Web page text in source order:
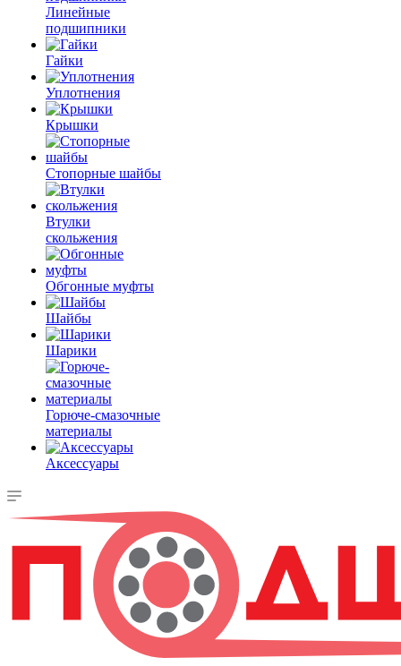
Линейные
подшипники
Гайки
Уплотнения
Крышки
Стопорные шайбы
Втулки
скольжения
Обгонные муфты
Шайбы
Шарики
Горюче-смазочные
материалы
Аксессуары